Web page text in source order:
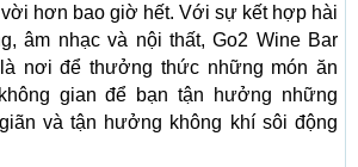
hơn bao giờ hết. Với sự kết hợp hài
âm nhạc và nội thất, Go2 Wine Bar
nơi để thưởng thức những món ăn
gian để bạn tận hưởng những
và tận hưởng không khí sôi động